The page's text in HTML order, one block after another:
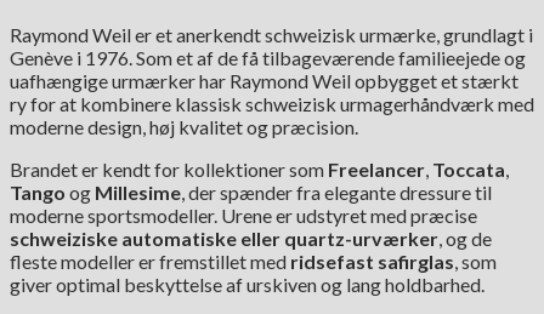
Raymond Weil er et anerkendt schweizisk urmærke, grundlagt i
Genève i 1976. Som et af de få tilbageværende familieejede og
uafhængige urmærker har Raymond Weil opbygget et stærkt
ry for at kombinere klassisk schweizisk urmagerhåndværk med
moderne design, høj kvalitet og præcision.
Brandet er kendt for kollektioner som Freelancer, Toccata,
Tango og Millesime, der spænder fra elegante dressure til
moderne sportsmodeller. Urene er udstyret med præcise
schweiziske automatiske eller quartz-urværker, og de
fleste modeller er fremstillet med ridsefast safirglas, som
giver optimal beskyttelse af urskiven og lang holdbarhed.